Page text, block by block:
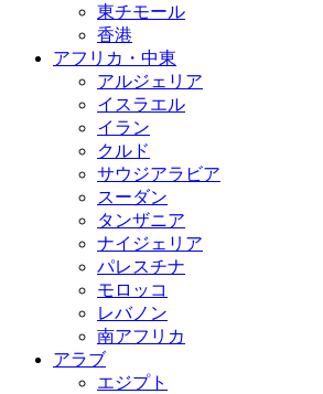
東チモール
香港
アフリカ・中東
アルジェリア
イスラエル
イラン
クルド
サウジアラビア
スーダン
タンザニア
ナイジェリア
パレスチナ
モロッコ
レバノン
南アフリカ
アラブ
エジプト